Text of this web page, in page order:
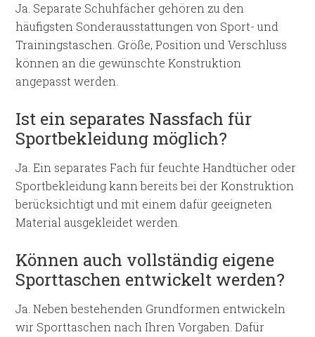
Ja. Separate Schuhfächer gehören zu den
häufigsten Sonderausstattungen von Sport- und
Trainingstaschen. Größe, Position und Verschluss
können an die gewünschte Konstruktion
angepasst werden.
Ist ein separates Nassfach für
Sportbekleidung möglich?
Ja. Ein separates Fach für feuchte Handtücher oder
Sportbekleidung kann bereits bei der Konstruktion
berücksichtigt und mit einem dafür geeigneten
Material ausgekleidet werden.
Können auch vollständig eigene
Sporttaschen entwickelt werden?
Ja. Neben bestehenden Grundformen entwickeln
wir Sporttaschen nach Ihren Vorgaben. Dafür